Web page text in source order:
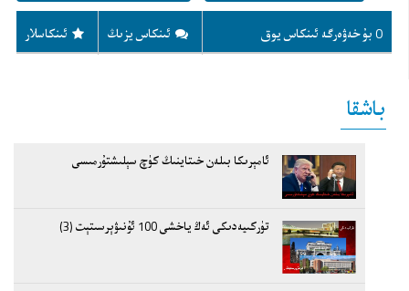
ئىنكاسلار ئىنكاس يزىڭ 0 بۇ خەۋەرگە ئىنكاس يوق
باشقا
ئامېرىكا بىلەن خىتاينىڭ كۈچ سېلىشتۇرمىسى
تۈركىيەدىكى ئەڭ ياخشى 100 ئۇنىۋېرسىتېت (3)